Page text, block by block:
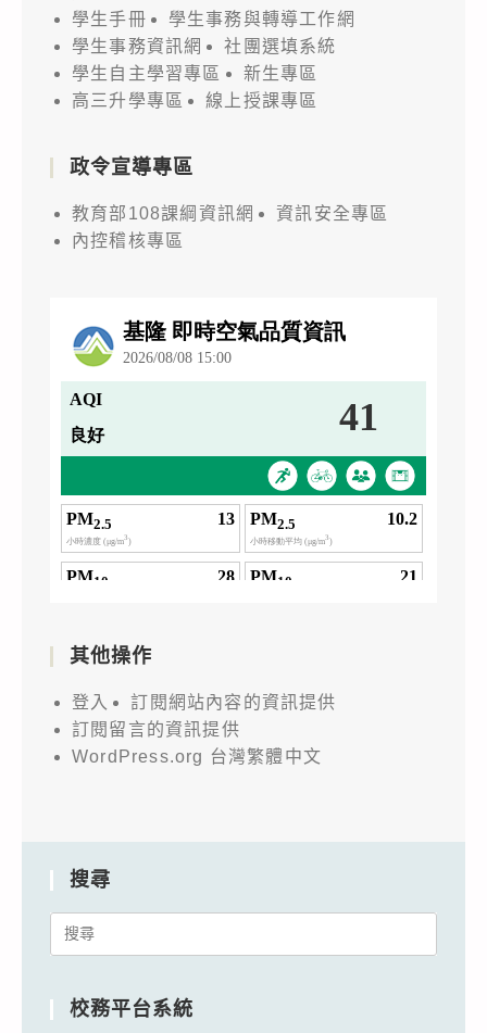
學生手冊
學生事務與轉導工作網
學生事務資訊網
社團選填系統
學生自主學習專區
新生專區
高三升學專區
線上授課專區
政令宣導專區
教育部108課綱資訊網
資訊安全專區
內控稽核專區
其他操作
登入
訂閱網站內容的資訊提供
訂閱留言的資訊提供
WordPress.org 台灣繁體中文
搜尋
Search
校務平台系統